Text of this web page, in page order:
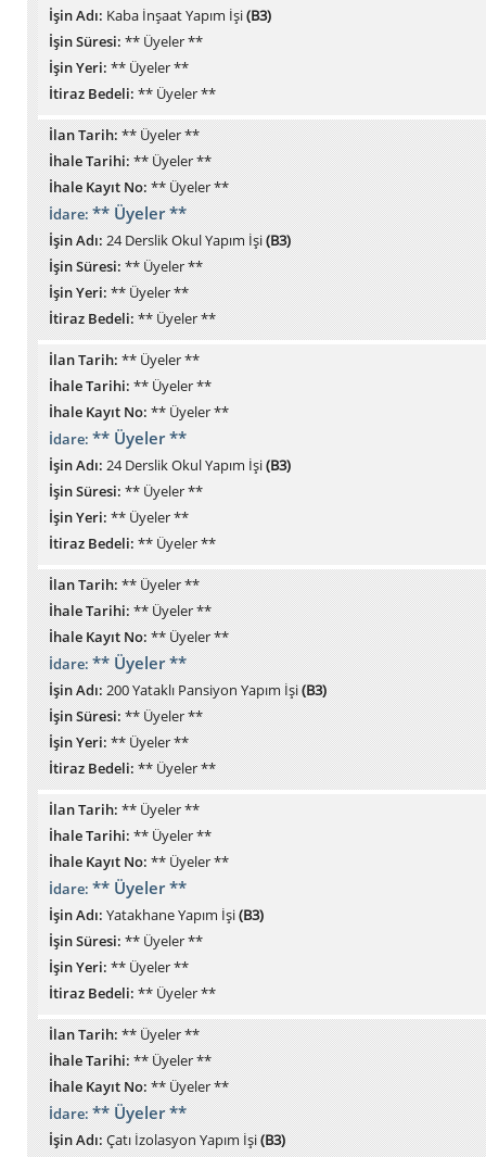
İşin Adı: Kaba İnşaat Yapım İşi(B3)
İşin Süresi: ** Üyeler **
İşin Yeri: ** Üyeler **
İtiraz Bedeli: ** Üyeler **
İlan Tarih:** Üyeler **
İhale Tarihi:** Üyeler **
İhale Kayıt No:** Üyeler **
İdare:** Üyeler **
İşin Adı:24 Derslik Okul Yapım İşi(B3)
İşin Süresi:** Üyeler **
İşin Yeri:** Üyeler **
İtiraz Bedeli:** Üyeler **
İlan Tarih: ** Üyeler **
İhale Tarihi: ** Üyeler **
İhale Kayıt No: ** Üyeler **
İdare: ** Üyeler **
İşin Adı: 24 Derslik Okul Yapım İşi(B3)
İşin Süresi: ** Üyeler **
İşin Yeri: ** Üyeler **
İtiraz Bedeli: ** Üyeler **
İlan Tarih:** Üyeler **
İhale Tarihi:** Üyeler **
İhale Kayıt No:** Üyeler **
İdare:** Üyeler **
İşin Adı:200 Yataklı Pansiyon Yapım İşi(B3)
İşin Süresi:** Üyeler **
İşin Yeri:** Üyeler **
İtiraz Bedeli:** Üyeler **
İlan Tarih: ** Üyeler **
İhale Tarihi: ** Üyeler **
İhale Kayıt No: ** Üyeler **
İdare: ** Üyeler **
İşin Adı: Yatakhane Yapım İşi(B3)
İşin Süresi: ** Üyeler **
İşin Yeri: ** Üyeler **
İtiraz Bedeli: ** Üyeler **
İlan Tarih:** Üyeler **
İhale Tarihi:** Üyeler **
İhale Kayıt No:** Üyeler **
İdare:** Üyeler **
İşin Adı:Çatı İzolasyon Yapım İşi(B3)